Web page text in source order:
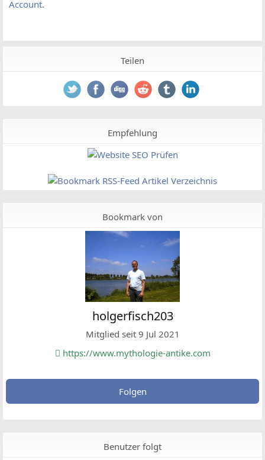
Account.
Teilen
Empfehlung
Bookmark von
holgerfisch203
Mitglied seit 9 Jul 2021
https://www.mythologie-antike.com
Folgen
Benutzer folgt